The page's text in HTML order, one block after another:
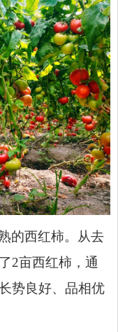
的西红柿。从去
2亩西红柿，通
势良好、品相优